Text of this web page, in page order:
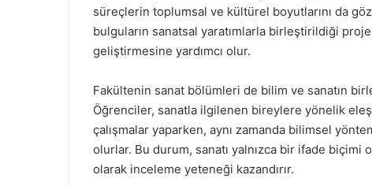
süreçlerin toplumsal ve kültürel boyutlarını da
bulguların sanatsal yaratımlarla birleştirildiği
geliştirmesine yardımcı olur.
Fakültenin sanat bölümleri de bilim ve sanatın
Öğrenciler, sanatla ilgilenen bireylere yönelik
çalışmalar yaparken, aynı zamanda bilimsel
olurlar. Bu durum, sanatı yalnızca bir ifade
olarak inceleme yeteneği kazandırır.